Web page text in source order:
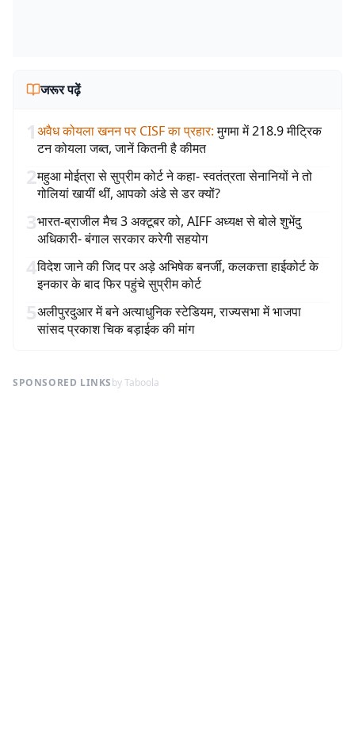
जरूर पढ़ें
1अवैध कोयला खनन पर CISF का प्रहार: मुगमा में 218.9 मीट्रिक
टन कोयला जब्त, जानें कितनी है कीमत
2महुआ मोईत्रा से सुप्रीम कोर्ट ने कहा- स्वतंत्रता सेनानियों ने तो
गोलियां खायीं थीं, आपको अंडे से डर क्यों?
3भारत-ब्राजील मैच 3 अक्टूबर को, AIFF अध्यक्ष से बोले शुभेंदु
अधिकारी- बंगाल सरकार करेगी सहयोग
4विदेश जाने की जिद पर अड़े अभिषेक बनर्जी, कलकत्ता हाईकोर्ट के
इनकार के बाद फिर पहुंचे सुप्रीम कोर्ट
5अलीपुरदुआर में बने अत्याधुनिक स्टेडियम, राज्यसभा में भाजपा
सांसद प्रकाश चिक बड़ाईक की मांग
SPONSORED LINKSby Taboola